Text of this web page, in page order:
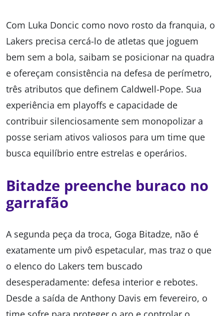
Com Luka Doncic como novo rosto da franquia, o
Lakers precisa cercá-lo de atletas que joguem
bem sem a bola, saibam se posicionar na quadra
e ofereçam consistência na defesa de perímetro,
três atributos que definem Caldwell-Pope. Sua
experiência em playoffs e capacidade de
contribuir silenciosamente sem monopolizar a
posse seriam ativos valiosos para um time que
busca equilíbrio entre estrelas e operários.
Bitadze preenche buraco no
garrafão
A segunda peça da troca, Goga Bitadze, não é
exatamente um pivô espetacular, mas traz o que
o elenco do Lakers tem buscado
desesperadamente: defesa interior e rebotes.
Desde a saída de Anthony Davis em fevereiro, o